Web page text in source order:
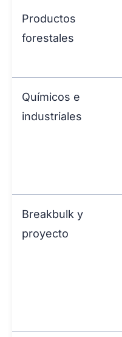
Productos
forestales
Químicos e
industriales
Breakbulk y
proyecto